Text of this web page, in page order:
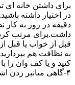
برای داشتن خانه ای
دقیقه در روز به
داشت.برای مرتب
قبل از خواب یا قبل از
به نظافت هم
کنید و یا کف وان را
۴-گاهی میانبر زدن اشکالی ندارد